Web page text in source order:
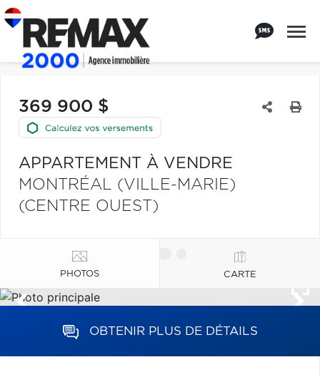
369 900 $
APPARTEMENT À VENDRE
MONTRÉAL (VILLE-MARIE)
(CENTRE OUEST)
PHOTOS CARTE
OBTENIR PLUS DE DÉTAILS